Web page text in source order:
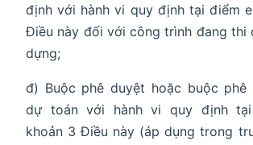
định với hành vi quy định tại điểm
Điều này đối với công trình đang thi
dựng;
đ) Buộc phê duyệt hoặc buộc phê
dự toán với hành vi quy định
khoản 3 Điều này (áp dụng trong